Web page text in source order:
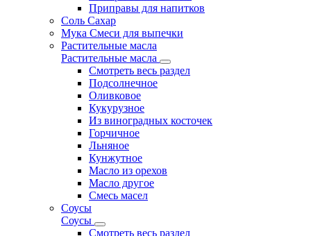
Приправы для напитков
Соль Сахар
Мука Смеси для выпечки
Растительные масла
Растительные масла
Смотреть весь раздел
Подсолнечное
Оливковое
Кукурузное
Из виноградных косточек
Горчичное
Льняное
Кунжутное
Масло из орехов
Масло другое
Смесь масел
Соусы
Соусы
Смотреть весь раздел